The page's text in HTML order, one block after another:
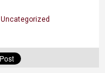
Uncategorized